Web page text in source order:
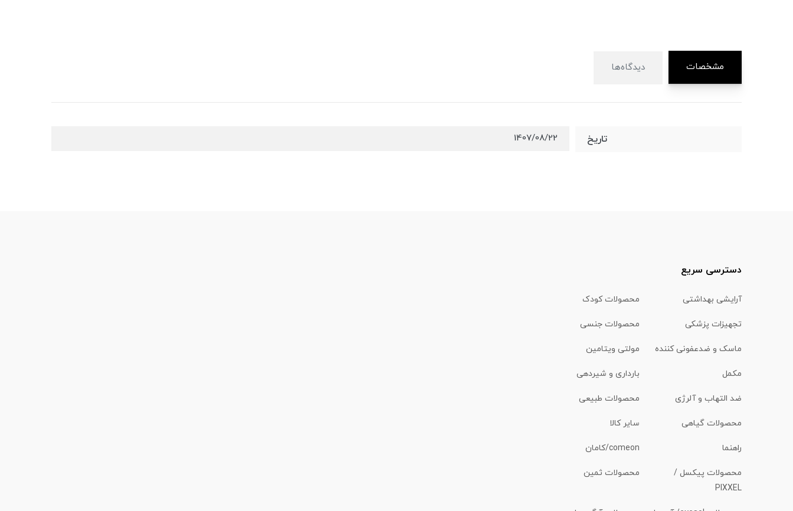
مشخصات دیدگاه‌ها
تاریخ 1407/08/22
دسترسی سریع
آرایشی بهداشتی محصولات کودک
تجهیزات پزشکی محصولات جنسی
ماسک و ضدعفونی کننده مولتی ویتامین
مکمل بارداری و شیردهی
ضد التهاب و آلرژی محصولات طبیعی
محصولات گیاهی سایر کالا
راهنما comeon/کامان
محصولات پیکسل /
PIXXEL
محصولات ثمین